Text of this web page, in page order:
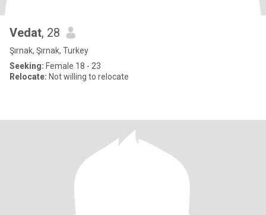
Vedat, 28
Şırnak, Şırnak, Turkey
Seeking: Female 18 - 23
Relocate: Not willing to relocate